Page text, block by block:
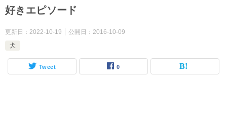
好きエピソード
更新日： 2022-10-19 公開日： 2016-10-09
犬
Tweet 0